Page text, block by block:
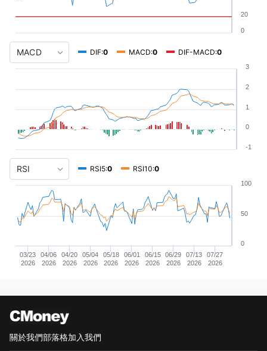
0
20
DIF:0 MACD:0 DIF-MACD:0
-1
0
1
2
3
RSI5:0 RSI10:0
03/23
2026
04/06
2026
04/20
2026
05/04
2026
05/18
2026
06/01
2026
06/15
2026
06/29
2026
07/13
2026
07/27
2026
0
50
100
關於我們部落格加入我們